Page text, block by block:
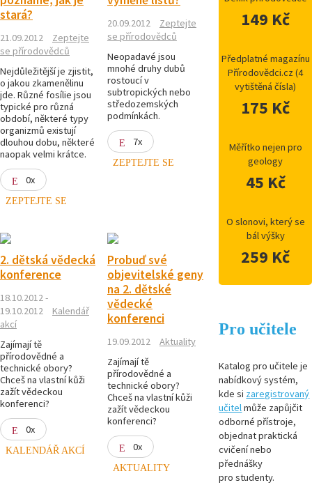
stará?
21.09.2012
Zeptejte
se přírodovědců
Nejdůležitější je zjistit,
o jakou zkamenělinu
jde. Různé fosílie jsou
typické pro různá
období, některé typy
organizmů existují
dlouhou dobu, některé
naopak velmi krátce.
0x
ZEPTEJTE SE
20.09.2012
Zeptejte
se přírodovědců
Neopadavé jsou
mnohé druhy dubů
rostoucí v
subtropických nebo
středozemských
podmínkách.
7x
ZEPTEJTE SE
2. dětská vědecká
konference
18.10.2012 -
19.10.2012
Kalendář
akcí
Zajímají tě
přírodovědné a
technické obory?
Chceš na vlastní kůži
zažít vědeckou
konferenci?
0x
KALENDÁŘ AKCÍ
Probuď své
objevitelské geny
na 2. dětské
vědecké
konferenci
19.09.2012
Aktuality
Zajímají tě
přírodovědné a
technické obory?
Chceš na vlastní kůži
zažít vědeckou
konferenci?
0x
AKTUALITY
149 Kč
Předplatné magazínu
Přírodovědci.cz (4
vytištěná čísla)
175 Kč
Měřítko nejen pro
geology
45 Kč
O slonovi, který se
bál výšky
259 Kč
Pro učitele
Katalog pro učitele je
nabídkový systém,
kde si zaregistrovaný
učitelmůže zapůjčit
odborné přístroje,
objednat praktická
cvičení nebo
přednášky
pro studenty.